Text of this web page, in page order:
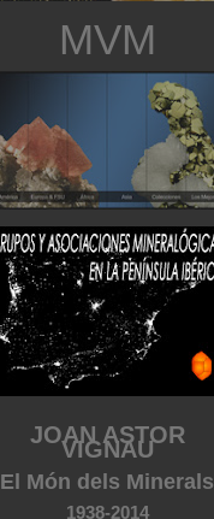
MVM
JOAN ASTOR
VIGNAU
El Món dels Minerals
1938-2014